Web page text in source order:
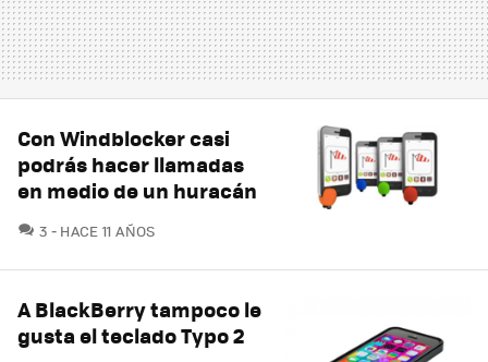
Con Windblocker casi
podrás hacer llamadas
en medio de un huracán
3 COMENTARIOS
HACE 11 AÑOS
A BlackBerry tampoco le
gusta el teclado Typo 2